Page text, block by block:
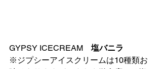
GYPSY ICECREAM 塩バニラ
※ジプシーアイスクリームは10種類お